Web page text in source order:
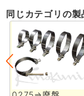
同じカテゴリの製